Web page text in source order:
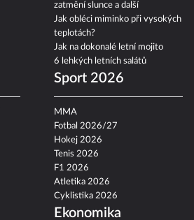
zatmění slunce a další
Jak obléci miminko při vysokých
teplotách?
Jak na dokonalé letní mojito
6 lehkých letních salátů
Sport 2026
MMA
Fotbal 2026/27
Hokej 2026
Tenis 2026
F1 2026
Atletika 2026
Cyklistika 2026
Ekonomika